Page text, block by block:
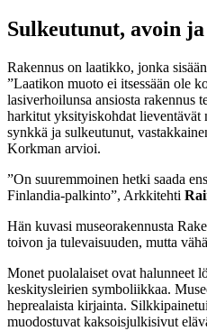
Sulkeutunut, avoin
Rakennus on laatikko, jonka
”Laatikon muoto ei itsessään ole
lasiverhoilunsa ansiosta rakennus
harkitut yksityiskohdat lieventävät
synkkä ja sulkeutunut,
Korkman arvioi.
”On suuremmoinen hetki saada
Finlandia-palkinto”, Arkkitehti
Hän kuvasi museorakennusta
toivon ja tulevaisuuden, mutta
Monet puolalaiset ovat halunneet
keskitysleirien symboliikkaa.
heprealaista kirjainta.
muodostuvat kaksoisjulkisivut